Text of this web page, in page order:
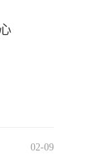
02-09